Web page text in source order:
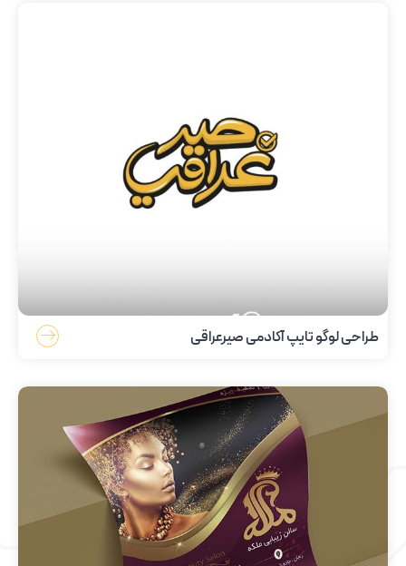
طراحی لوگو تایپ آکادمی صیرعراقی